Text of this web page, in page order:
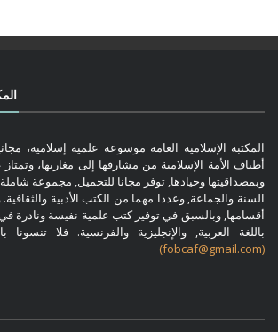
المكتبة الإسلامية العامة موسوعة علمية إسلامية،
أطياف الأمة الإسلامية من مشارقها إلى مغاربها،
وبمصداقيتها وحيادها, توفر مجانا للتحميل, مجموعة
السنة والجماعة, وعددا مهما من الكتب الأدبية
أقسامها, وبالسبق في توفير كتب علمية نفيسة ونادرة
باللغة العربية, والإنجليزية والفرنسية. فلا تنسونا
(fobcaf@gmail.com)